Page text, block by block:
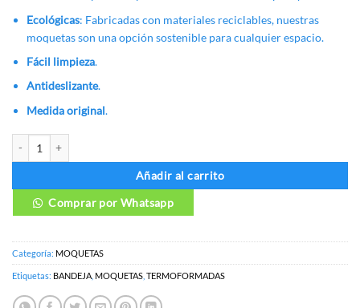
Ecológicas: Fabricadas con materiales reciclables, nuestras
moquetas son una opción sostenible para cualquier espacio.
Fácil limpieza.
Antideslizante.
Medida original.
Añadir al carrito
Comprar por Whatsapp
Categoría: MOQUETAS
Etiquetas: BANDEJA MOQUETAS TERMOFORMADAS